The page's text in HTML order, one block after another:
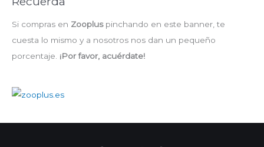
Si compras en Zoopluspinchando en este banner, te
cuesta lo mismo y a nosotros nos dan un pequeño
porcentaje. ¡Por favor, acuérdate!